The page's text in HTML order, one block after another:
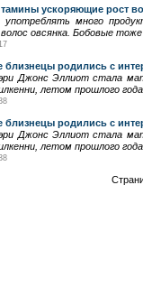
ускоряющие рост
употреблять много
волос овсянка. Бобовые
близнецы родились с
Джонс Эллиот стала
летом прошлого
близнецы родились с
Джонс Эллиот стала
летом прошлого